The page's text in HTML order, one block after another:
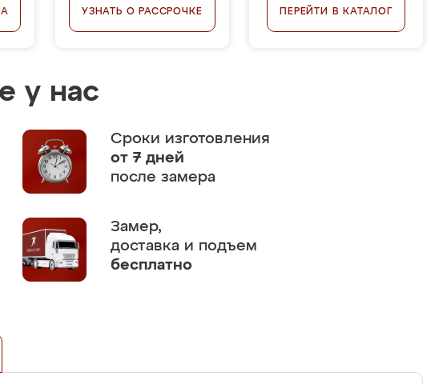
УЗНАТЬ О РАССРОЧКЕ ПЕРЕЙТИ В КАТАЛОГ
у нас
Сроки изготовления
от 7 дней
после замера
Замер,
доставка и подъем
бесплатно